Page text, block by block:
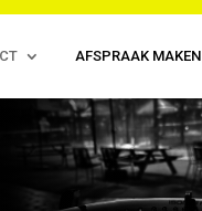
AFSPRAAK MAKEN